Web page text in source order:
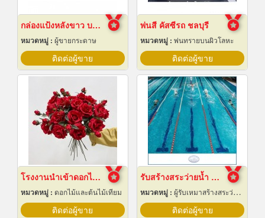
กล่องแป้งหลังขาว บางเลนเกรดA(BL-Aหลังขาว)
หมวดหมู่ : ผู้ขายกระดาษ
ติดต่อผู้ขาย
พ่นสี คัสซีรถ ชลบุรี
หมวดหมู่ : พ่นทรายบนผิวโลหะ
ติดต่อผู้ขาย
โรงงานนำเข้าดอกไม้ปลอม
หมวดหมู่ : ดอกไม้และต้นไม้เทียม
ติดต่อผู้ขาย
รับสร้างสระว่ายน้ำ ราคาถูก
หมวดหมู่ : ผู้รับเหมาสร้างสระว่ายน้ำ
ติดต่อผู้ขาย